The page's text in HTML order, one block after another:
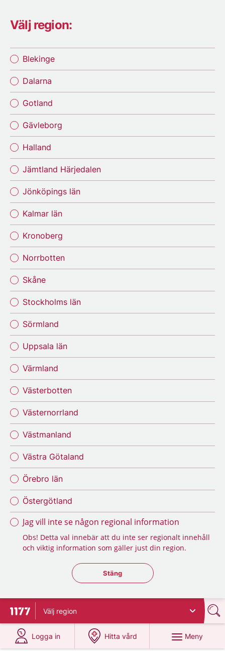
Välj region:
Blekinge
Dalarna
Gotland
Gävleborg
Halland
Jämtland Härjedalen
Jönköpings län
Kalmar län
Kronoberg
Norrbotten
Skåne
Stockholms län
Sörmland
Uppsala län
Värmland
Västerbotten
Västernorrland
Västmanland
Västra Götaland
Örebro län
Östergötland
Jag vill inte se någon regional information
Obs! Detta val innebär att du inte ser regionalt innehåll
och viktig information som gäller just din region.
Stäng regionsväljaren
Stäng
Till startsidan för 1177
Välj region
Logga in
på 1177.se
Hitta vård
på 1177.se
Meny